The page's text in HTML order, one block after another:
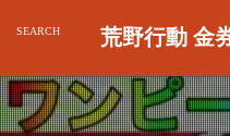
荒野行動 金